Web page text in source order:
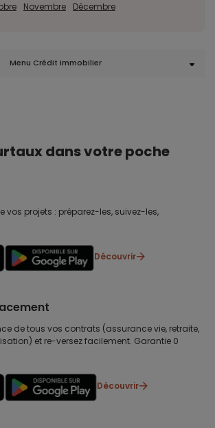
Novembre Décembre
Menu Crédit immobilier
dans votre poche
vos projets : préparez-les, suivez-les,
Découvrir
de tous vos contrats (assurance vie, retraite,
et re-versez facilement. Garantie 0
Découvrir